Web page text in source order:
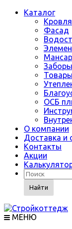
Каталог
Кровля
Фасад
ОСБ
О компании
Доставка и
Контакты
Акции
Найти
МЕНЮ